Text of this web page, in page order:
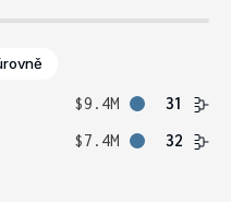
$9.4M
31
$7.4M 32